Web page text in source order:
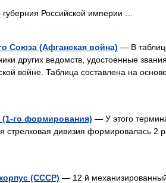
Российской империи …
Союза (Афганская война) — В
других ведомств, удостоенные
войне. Таблица составлена на
(1-го формирования) — У этого
стрелковая дивизия формировалась 2
(СССР) — 12 й